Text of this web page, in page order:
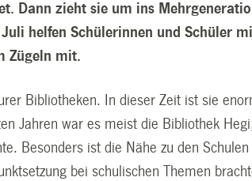
Dann zieht sie um ins
helfen Schülerinnen und Schüler
Zügeln mit.
Bibliotheken. In dieser Zeit ist sie
Jahren war es meist die Bibliothek
Besonders ist die Nähe zu den
bei schulischen Themen